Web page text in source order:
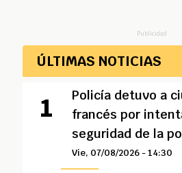
Publicidad
ÚLTIMAS NOTICIAS
Policía detuvo a
francés por
seguridad de la
Vie, 07/08/2026 - 14:30